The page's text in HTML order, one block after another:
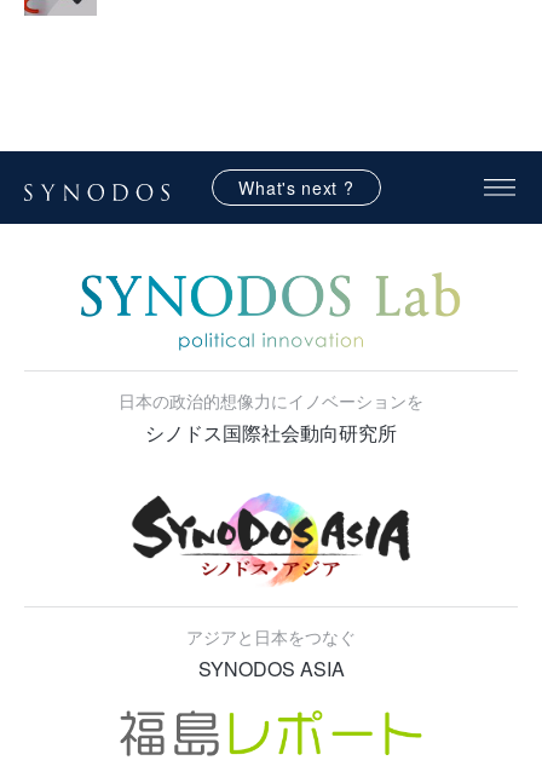
What's next ?
日本の政治的想像力にイノベーションを
シノドス国際社会動向研究所
アジアと日本をつなぐ
SYNODOS ASIA